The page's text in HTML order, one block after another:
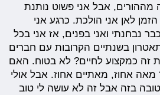
אבל אני פשוט נותנת
לאן אני הולכת. כרגע אני
נבחנתי ואני בפנים, אז אני בכל
בשנתיים הקרובות עם חברים
זה כמקצוע לחיים? לא בטוח. האם
מאה אחוז, מאתיים אחוז. אבל אולי
טובה בזה אבל זה לא עושה לי טוב